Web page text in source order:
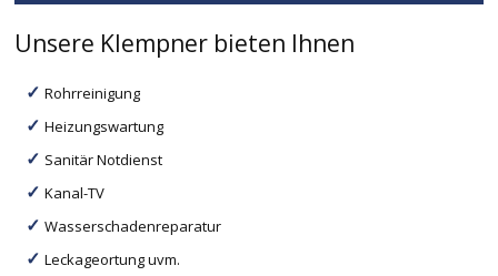
Unsere Klempner bieten Ihnen
Rohrreinigung
Heizungswartung
Sanitär Notdienst
Kanal-TV
Wasserschadenreparatur
Leckageortung uvm.